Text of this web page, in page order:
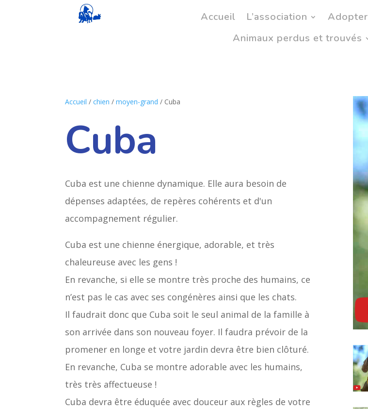
Accueil L’association Adopter
Animaux perdus et trouvés
Accueil /chien /moyen-grand / Cuba
Cuba
Cuba est une chienne dynamique. Elle aura besoin de
dépenses adaptées, de repères cohérents et d'un
accompagnement régulier.
Cuba est une chienne énergique, adorable, et très
chaleureuse avec les gens !
En revanche, si elle se montre très proche des humains, ce
n’est pas le cas avec ses congénères ainsi que les chats.
Il faudrait donc que Cuba soit le seul animal de la famille à
son arrivée dans son nouveau foyer. Il faudra prévoir de la
promener en longe et votre jardin devra être bien clôturé.
En revanche, Cuba se montre adorable avec les humains,
très très affectueuse !
Cuba devra être éduquée avec douceur aux règles de votre